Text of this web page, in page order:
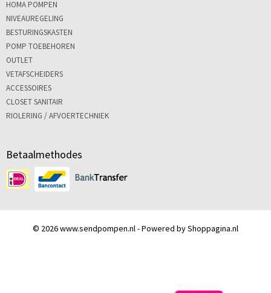
HOMA POMPEN
NIVEAUREGELING
BESTURINGSKASTEN
POMP TOEBEHOREN
OUTLET
VETAFSCHEIDERS
ACCESSOIRES
CLOSET SANITAIR
RIOLERING / AFVOERTECHNIEK
Betaalmethodes
© 2026 www.sendpompen.nl - Powered by Shoppagina.nl